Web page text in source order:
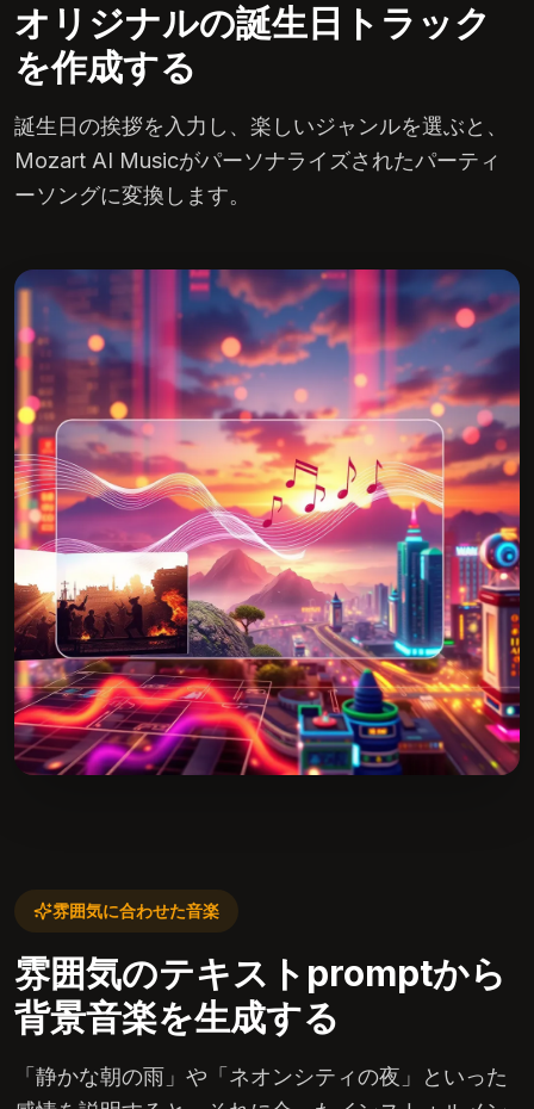
オリジナルの誕生日トラック
を作成する
誕生日の挨拶を入力し、楽しいジャンルを選ぶと、
Mozart AI Musicがパーソナライズされたパーティ
ーソングに変換します。
雰囲気に合わせた音楽
雰囲気のテキストpromptから
背景音楽を生成する
「静かな朝の雨」や「ネオンシティの夜」といった